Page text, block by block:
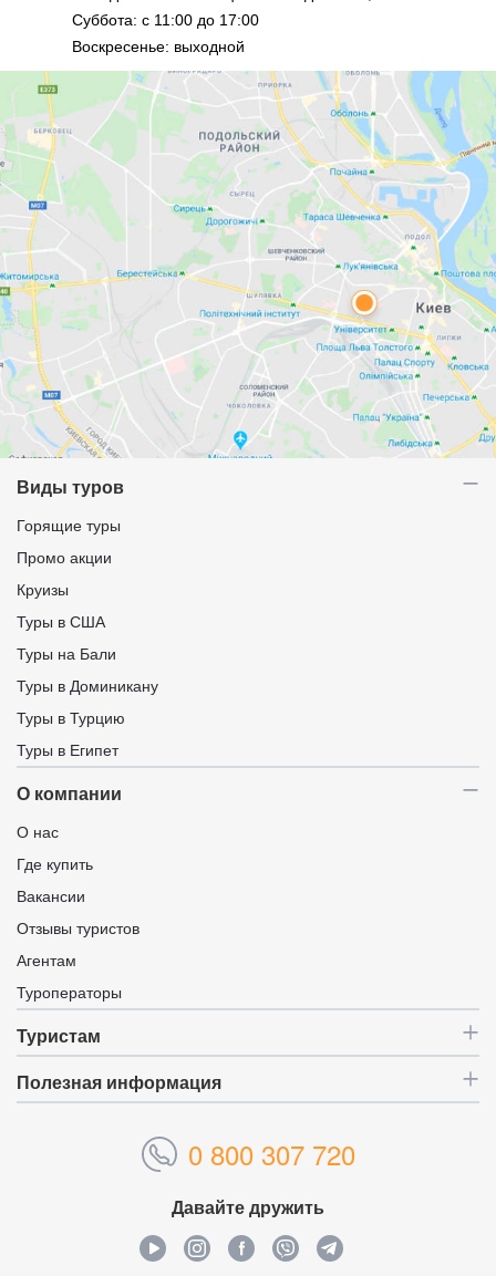
Суббота: с 11:00 до 17:00
Воскресенье: выходной
Виды туров
Горящие туры
Промо акции
Круизы
Туры в США
Туры на Бали
Туры в Доминикану
Туры в Турцию
Туры в Египет
О компании
О нас
Где купить
Вакансии
Отзывы туристов
Агентам
Туроператоры
Туристам
Полезная информация
0 800 307 720
Давайте дружить